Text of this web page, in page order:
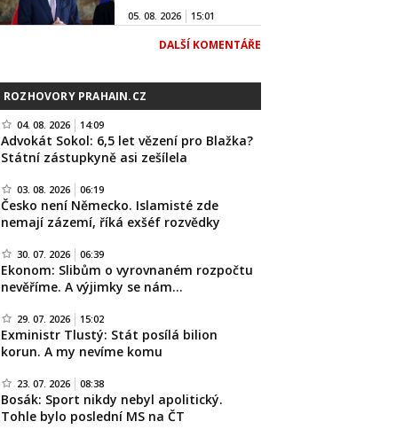
05. 08. 2026 15:01
DALŠÍ KOMENTÁŘE
ROZHOVORY PRAHAIN.CZ
04. 08. 2026 14:09
Advokát Sokol: 6,5 let vězení pro Blažka?
Státní zástupkyně asi zešílela
03. 08. 2026 06:19
Česko není Německo. Islamisté zde
nemají zázemí, říká exšéf rozvědky
30. 07. 2026 06:39
Ekonom: Slibům o vyrovnaném rozpočtu
nevěříme. A výjimky se nám…
29. 07. 2026 15:02
Exministr Tlustý: Stát posílá bilion
korun. A my nevíme komu
23. 07. 2026 08:38
Bosák: Sport nikdy nebyl apolitický.
Tohle bylo poslední MS na ČT